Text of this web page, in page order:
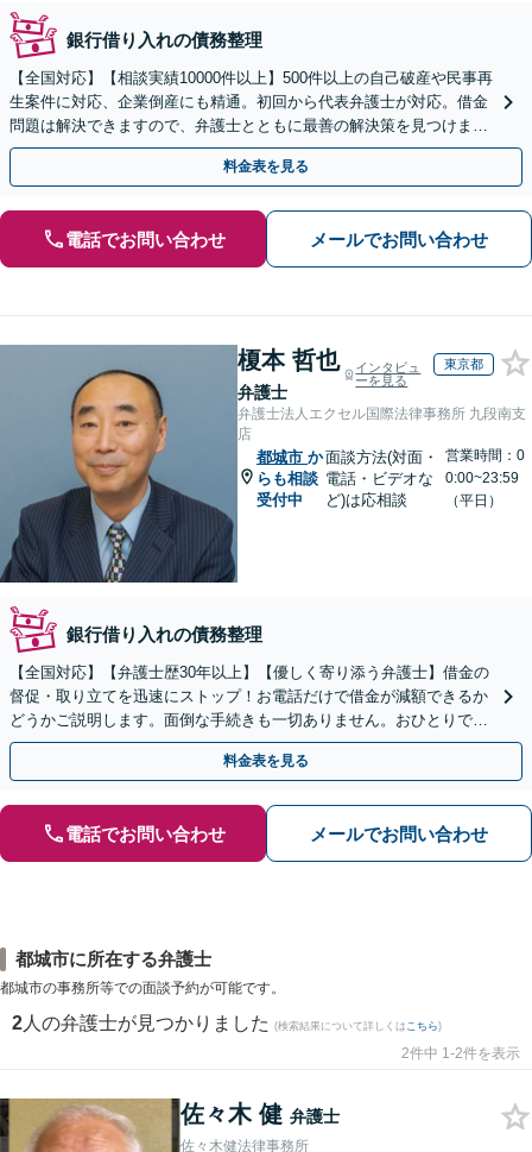
銀行借り入れの債務整理
【全国対応】【相談実績10000件以上】500件以上の自己破産や民事再
生案件に対応、企業倒産にも精通。初回から代表弁護士が対応。借金
問題は解決できますので、弁護士とともに最善の解決策を見つけまし
ょう【初回相談無料】【法テラス利用可】
料金表を見る
電話でお問い合わせ メールでお問い合わせ
榎本 哲也
弁護士
インタビュ
ーを見る
東京都
弁護士法人エクセル国際法律事務所 九段南支
店
都城市 か
らも相談
受付中
面談方法(対面・
電話・ビデオな
ど)は応相談
営業時間：0
0:00~23:59
（平日）
銀行借り入れの債務整理
【全国対応】【弁護士歴30年以上】【優しく寄り添う弁護士】借金の
督促・取り立てを迅速にストップ！お電話だけで借金が減額できるか
どうかご説明します。面倒な手続きも一切ありません。おひとりで悩
まず、お気軽にご相談ください。【電話相談可】
料金表を見る
電話でお問い合わせ メールでお問い合わせ
都城市に所在する弁護士
都城市の事務所等での面談予約が可能です。
2 人の弁護士が見つかりました (検索結果について詳しくは こちら)
2件中 1-2件を表示
佐々木 健 弁護士
佐々木健法律事務所